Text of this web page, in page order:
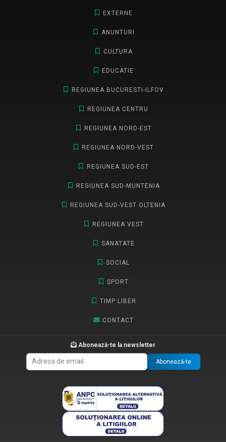
EXTERNE
ANUNTURI
CULTURA
EDUCATIE
REGIUNEA BUCURESTI-ILFOV
REGIUNEA CENTRU
REGIUNEA NORD-EST
REGIUNEA NORD-VEST
REGIUNEA SUD-EST
REGIUNEA SUD-MUNTENIA
REGIUNEA SUD-VEST OLTENIA
REGIUNEA VEST
SANATATE
SOCIAL
SPORT
TIMP LIBER
CONTACT
Abonează-te la newsletter
Abonează-te